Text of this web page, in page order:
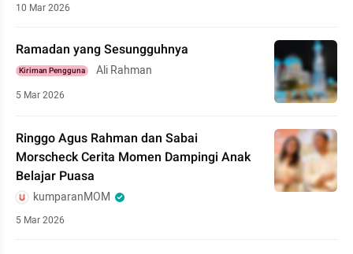
10 Mar 2026
Ramadan yang Sesungguhnya
Kiriman Pengguna Ali Rahman
5 Mar 2026
Ringgo Agus Rahman dan Sabai
Morscheck Cerita Momen Dampingi Anak
Belajar Puasa
kumparanMOM
5 Mar 2026